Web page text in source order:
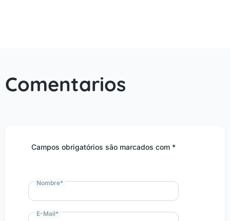
Comentarios
Campos obrigatórios são marcados com *
Nombre*
E-Mail*